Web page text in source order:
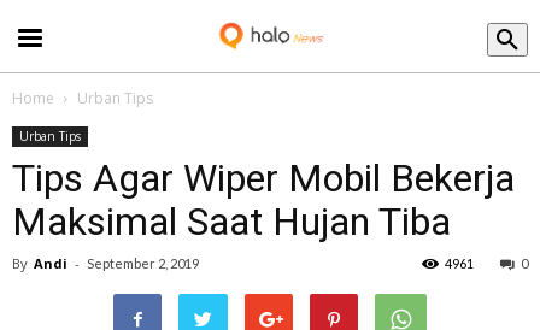
Home Urban Tips
Urban Tips
Tips Agar Wiper Mobil Bekerja
Maksimal Saat Hujan Tiba
By Andi - September 2, 2019 0
4961